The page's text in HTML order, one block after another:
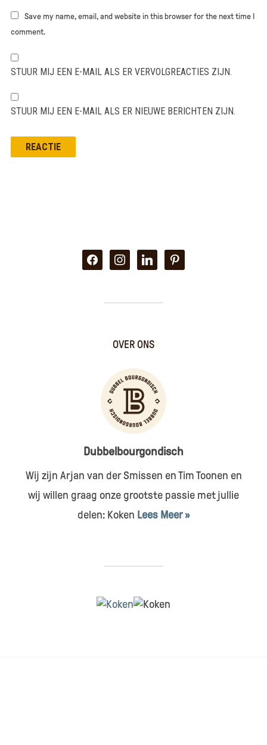
Save my name, email, and website in this browser for the next time I
comment.
STUUR MIJ EEN E-MAIL ALS ER VERVOLGREACTIES ZIJN.
STUUR MIJ EEN E-MAIL ALS ER NIEUWE BERICHTEN ZIJN.
facebookinstagramlinkedinpinterest
OVER ONS
Dubbelbourgondisch
Wij zijn Arjan van der Smissen en Tim Toonen en
wij willen graag onze grootste passie met jullie
delen: Koken Lees Meer »